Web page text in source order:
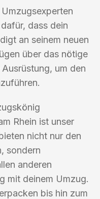
dass dein
an seinem neuen
über das nötige
um den
Rhein ist unser
nicht nur den
sondern
anderen
mit deinem Umzug.
bis hin zum